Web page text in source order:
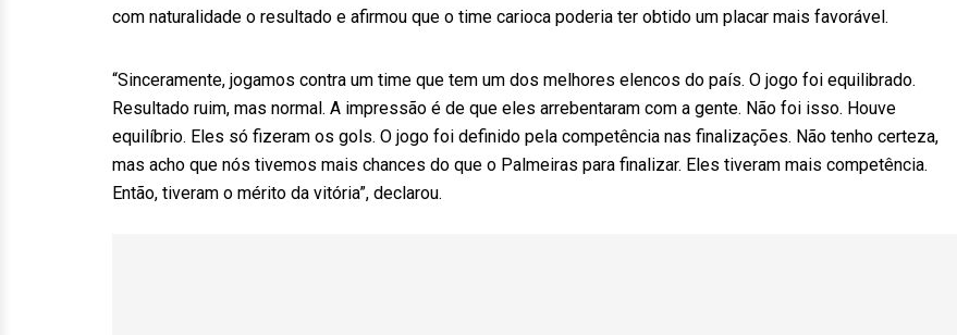
com naturalidade o resultado e afirmou que o time carioca poderia ter obtido um placar mais favorável.
“Sinceramente, jogamos contra um time que tem um dos melhores elencos do país. O jogo foi equilibrado.
Resultado ruim, mas normal. A impressão é de que eles arrebentaram com a gente. Não foi isso. Houve
equilíbrio. Eles só fizeram os gols. O jogo foi definido pela competência nas finalizações. Não tenho certeza,
mas acho que nós tivemos mais chances do que o Palmeiras para finalizar. Eles tiveram mais competência.
Então, tiveram o mérito da vitória”, declarou.